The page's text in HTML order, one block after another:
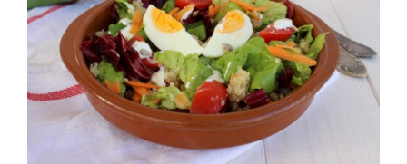
Oreo
cheesecake
10/03/2016